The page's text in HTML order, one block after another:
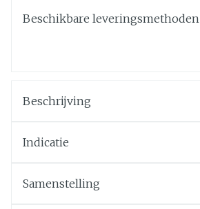
Beschikbare leveringsmethoden
Beschrijving
Indicatie
Samenstelling